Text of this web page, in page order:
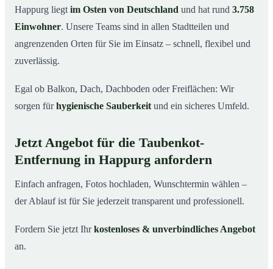
Happurg liegt im Osten von Deutschland und hat rund 3.758
Einwohner. Unsere Teams sind in allen Stadtteilen und
angrenzenden Orten für Sie im Einsatz – schnell, flexibel und
zuverlässig.
Egal ob Balkon, Dach, Dachboden oder Freiflächen: Wir
sorgen fürhygienische Sauberkeit und ein sicheres Umfeld.
Jetzt Angebot für die Taubenkot-
Entfernung in Happurg anfordern
Einfach anfragen, Fotos hochladen, Wunschtermin wählen –
der Ablauf ist für Sie jederzeit transparent und professionell.
Fordern Sie jetzt Ihrkostenloses & unverbindliches Angebot
an.